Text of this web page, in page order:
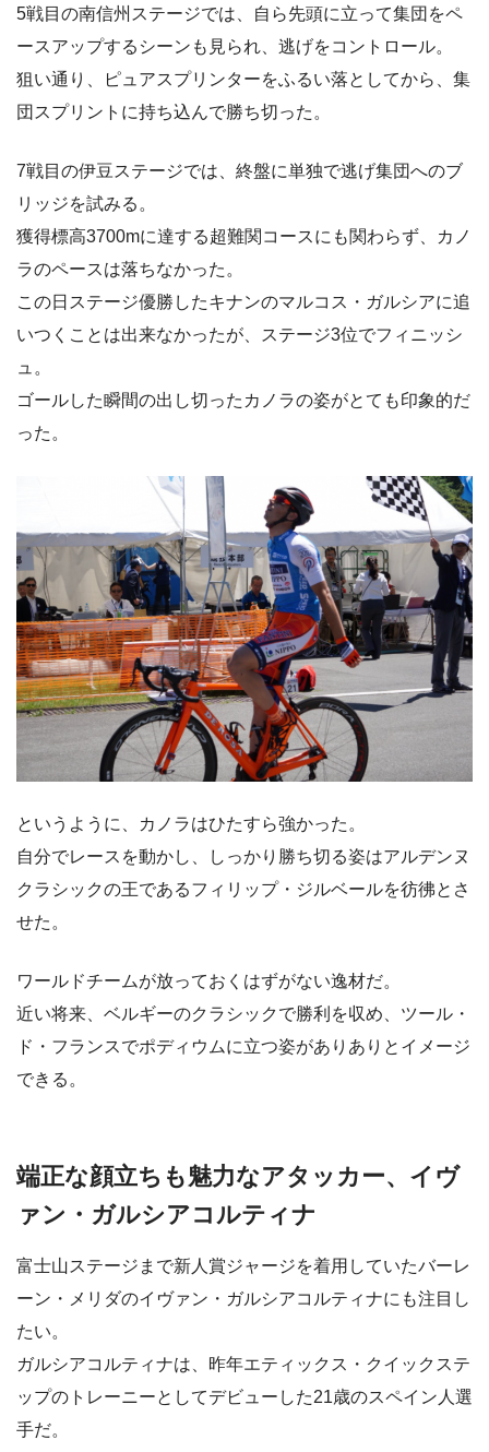
5戦目の南信州ステージでは、自ら先頭に立って集団をペ
ースアップするシーンも見られ、逃げをコントロール。
狙い通り、ピュアスプリンターをふるい落としてから、集
団スプリントに持ち込んで勝ち切った。
7戦目の伊豆ステージでは、終盤に単独で逃げ集団へのブ
リッジを試みる。
獲得標高3700mに達する超難関コースにも関わらず、カノ
ラのペースは落ちなかった。
この日ステージ優勝したキナンのマルコス・ガルシアに追
いつくことは出来なかったが、ステージ3位でフィニッシ
ュ。
ゴールした瞬間の出し切ったカノラの姿がとても印象的だ
った。
というように、カノラはひたすら強かった。
自分でレースを動かし、しっかり勝ち切る姿はアルデンヌ
クラシックの王であるフィリップ・ジルベールを彷彿とさ
せた。
ワールドチームが放っておくはずがない逸材だ。
近い将来、ベルギーのクラシックで勝利を収め、ツール・
ド・フランスでポディウムに立つ姿がありありとイメージ
できる。
端正な顔立ちも魅力なアタッカー、イヴ
ァン・ガルシアコルティナ
富士山ステージまで新人賞ジャージを着用していたバーレ
ーン・メリダのイヴァン・ガルシアコルティナにも注目し
たい。
ガルシアコルティナは、昨年エティックス・クイックステ
ップのトレーニーとしてデビューした21歳のスペイン人選
手だ。